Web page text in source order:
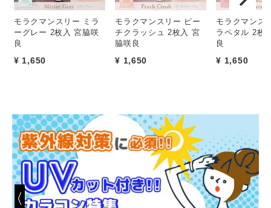
モラクマンスリー ミラ
ーグレー 2枚入 宮脇咲
良
¥ 1,650
モラクマンスリー ピー
チクラッシュ 2枚入 宮
脇咲良
¥ 1,650
モラクマンス
ラペタル 2枚
良
¥ 1,650